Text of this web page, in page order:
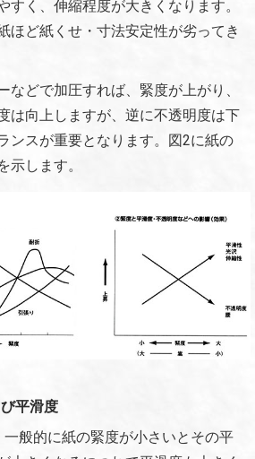
すく、伸縮程度が大きくなります。
ほど紙くせ・寸法安定性が劣ってき
などで加圧すれば、緊度が上がり、
は向上しますが、逆に不透明度は下
ンスが重要となります。図2に紙の
示します。
平滑度
般的に紙の緊度が小さいとその平